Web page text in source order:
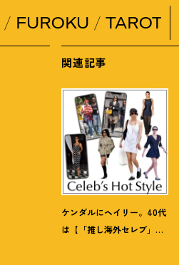
FUROKU TAROT
関連記事
ケンダルにヘイリー。40代
は【「推し海外セレブ」